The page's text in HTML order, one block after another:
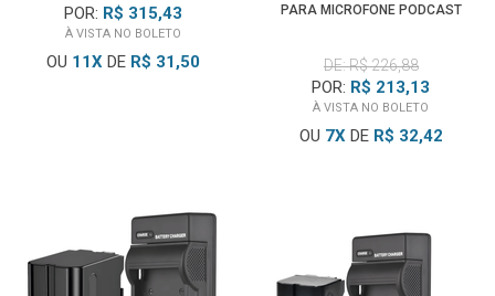
POR: R$ 315,43
À VISTA NO BOLETO
OU 11X DE R$ 31,50
PARA MICROFONE PODCAST
DE: R$ 226,88
POR: R$ 213,13
À VISTA NO BOLETO
OU 7XDE R$ 32,42